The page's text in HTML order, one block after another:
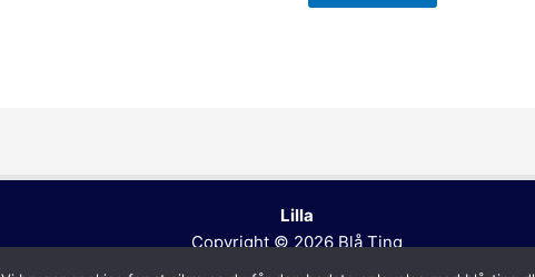
Lilla
Copyright © 2026Blå Ting